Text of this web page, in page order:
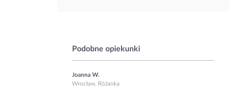
Podobne opiekunki
Joanna W.
Wrocław, Różanka